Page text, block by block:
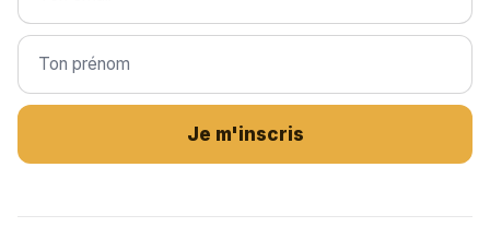
Je m'inscris